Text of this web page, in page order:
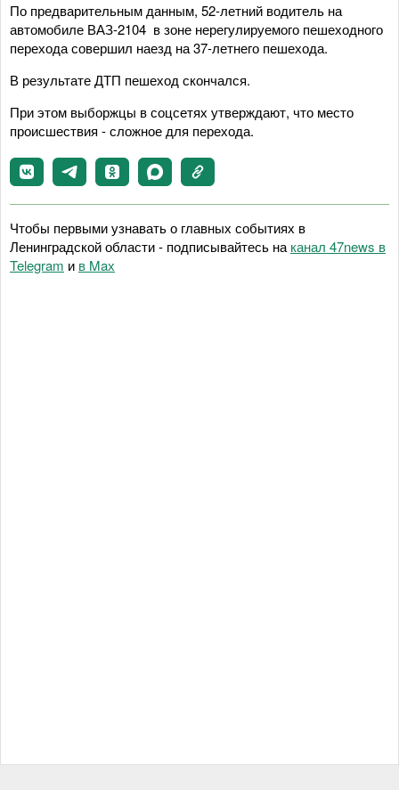
По предварительным данным, 52-летний водитель на
автомобиле ВАЗ-2104 в зоне нерегулируемого пешеходного
перехода совершил наезд на 37-летнего пешехода.
В результате ДТП пешеход скончался.
При этом выборжцы в соцсетях утверждают, что место
происшествия - сложное для перехода.
Чтобы первыми узнавать о главных событиях в
Ленинградской области - подписывайтесь на канал 47news в
Telegram и в Maх